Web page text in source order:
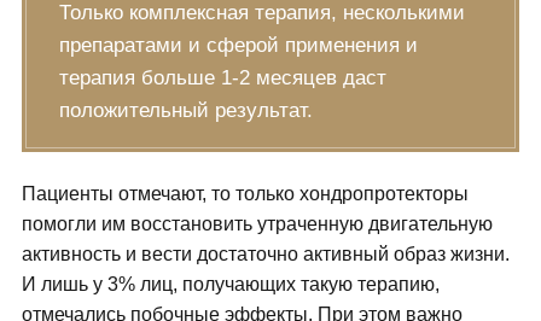
Только комплексная терапия, несколькими
препаратами и сферой применения и
терапия больше 1-2 месяцев даст
положительный результат.
Пациенты отмечают, то только хондропротекторы
помогли им восстановить утраченную двигательную
активность и вести достаточно активный образ жизни.
И лишь у 3% лиц, получающих такую терапию,
отмечались побочные эффекты. При этом важно